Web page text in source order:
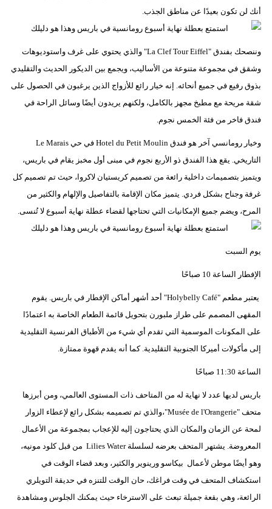
أنك لن تكون بعيدًا عن مناطق الجذب.
وننصحك بفندق "La Clef Tour Eiffel" والذي يحتوي على غرف واستوديوهات
وشقق في مجموعة متنوعة من الأساليب، ويجمع بين الديكور الحديث والتقليدي
بذوق رفيع في جميع أنحائه. إنه خيار رائع للأزواج الذين يرغبون في الحصول على
شقة مريحة مع مطبخ مجهز بالكامل، ولكنهم يريدون أيضًا وسائل الراحة في
فندق فاخر من فئة الخمس نجوم.
وخيار رومانسي آخر هو فندق Hotel du Petit Moulin في حي Le Marais
التاريخي. يقع هذا الفندق ذو الأربع نجوم في مبنى أول مخبز يقام في باريس،
ويتميز بتصميمات داخلية رائعة من تصميم كريستيان لاكروا، حيث تم تصميم كل
غرفة وجناح بشكل فردي. يتميز مكان الإقامة بالتفاصيل والإلهام والكثير من
المرح، ويضم جميع الإمكانيات التي تحتاجها لقضاء عطلة نهاية أسبوع لا تُنسى.
يوم السبت
الإفطار الساعة 10 صباحًا
يعتبر مطعم "Holybelly Café" أحد أشهر أماكن الإفطار في باريس. يقوم
المقهى المصمم على طراز ملبورن بتحويل قائمة الطعام الخاصة به اعتمادًا
على المكونات الموسمية التي تقدم أي شيء من الأطباق الفرنسية التقليدية
إلى مأكولات أميركا الجنوبية التقليدية. كما أنه يقدم قهوة ممتازة.
الساعة 11:30 صباحًا
باريس لديها عدد لا نهاية له من المتاحف ذات المستوى العالمي، ومن أبرزها
متحف "Musée de l'Orangerie"،والذي تم تصميمه بشكل رائع لإعطاء الزوار
لمحة عن الزمان والمكان الذي يحتاجون إليه للإعجاب بمجموعة من الأعمال
المعروضة. يشتهر المتحف بعرضه لسلسلة Lilies Water من قبل كلود مونيه،
وهو أيضًا موطن لأعمال بيكاسو ورينوير والكثير، وبعد قضاء الوقت في
استكشاف المتحف في وقت فراغك، حان الوقت للتنزه في حديقة التويلري
الرائعة، وهي بقعة جميلة تبعث على الاسترخاء حيث يمكنك الجلوس ومشاهدة